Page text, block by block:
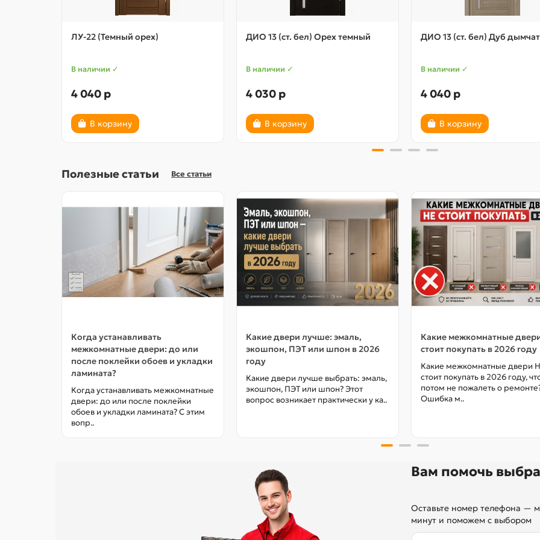
ЛУ-22 (Темный орех)
В наличии ✓
4 040 р
В корзину
ДИО 13 (ст. бел) Орех темный
В наличии ✓
4 030 р
В корзину
ДИО 13 (ст. бел) Дуб
В наличии ✓
4 040 р
В корзину
Полезные статьи Все статьи
Когда устанавливать
межкомнатные двери: до или
после поклейки обоев и укладки
ламината?
Когда устанавливать межкомнатные
двери: до или после поклейки
обоев и укладки ламината? С этим
вопр..
Какие двери лучше: эмаль,
экошпон, ПЭТ или шпон в 2026
году
Какие двери лучше выбрать: эмаль,
экошпон, ПЭТ или шпон? Этот
вопрос возникает практически у ка..
Какие межкомнатные
стоит покупать в 2026 году
Какие межкомнатные двери
стоит покупать в 2026 году,
потом не пожалеть о
Ошибка м..
Вам помочь
Оставьте номер телефона —
минут и поможем с выбором